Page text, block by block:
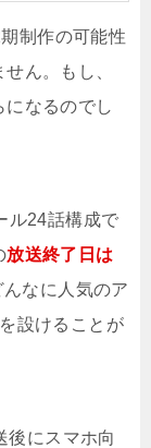
制作の可能性
ん。もし、
なるのでし
ル24話構成で
放送終了日は
なに人気のア
設けることが
後にスマホ向